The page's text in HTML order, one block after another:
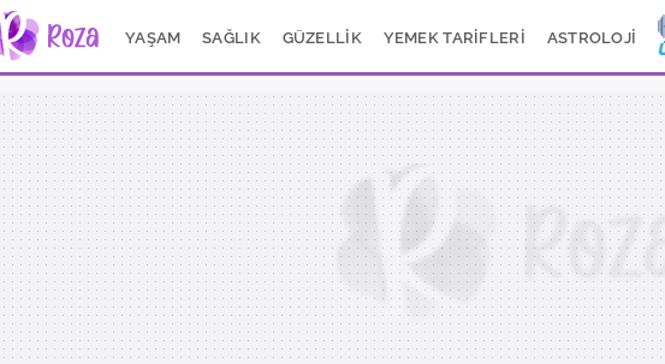
YAŞAM SAĞLIK GÜZELLİK YEMEK TARİFLERİ ASTROLOJİ